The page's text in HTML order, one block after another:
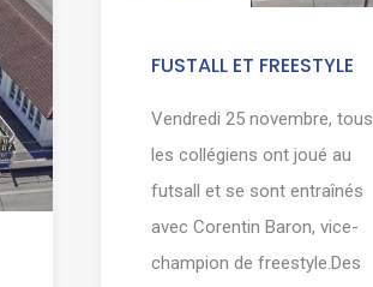
FUSTALL ET FREESTYLE
Vendredi 25 novembre, tous
les collégiens ont joué au
futsall et se sont entraînés
avec Corentin Baron, vice-
champion de freestyle.Des